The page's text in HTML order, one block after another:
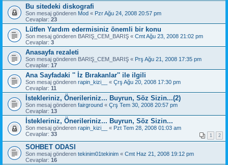
Bu sitedeki diskografi
Son mesaj gönderen Mod « Pzr Ağu 24, 2008 20:57 pm
Cevaplar: 23
Lütfen Yardım edermisiniz önemli bir konu
Son mesaj gönderen BARIŞ_CEM_BARIŞ « Cmt Ağu 23, 2008 21:02 pm
Cevaplar: 3
Anasayfa rezaleti
Son mesaj gönderen BARIŞ_CEM_BARIŞ « Prş Ağu 21, 2008 17:35 pm
Cevaplar: 17
Ana Sayfadaki '' İz Bırakanlar'' ile ilgili
Son mesaj gönderen rapin_kizi__ « Çrş Ağu 20, 2008 17:30 pm
Cevaplar: 11
İstekleriniz, Önerileriniz... Buyrun, Söz Sizin...(2)
Son mesaj gönderen fairground « Çrş Tem 30, 2008 20:57 pm
Cevaplar: 13
İstekleriniz, Önerileriniz... Buyrun, Söz Sizin...
Son mesaj gönderen rapin_kizi__ « Pzt Tem 28, 2008 01:03 am
Cevaplar: 33 1 2
SOHBET ODASI
Son mesaj gönderen tekinim01tekinim « Cmt Haz 21, 2008 19:12 pm
Cevaplar: 16